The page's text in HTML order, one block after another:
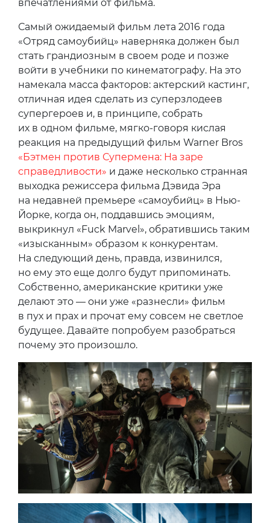
впечатлениями от фильма.
Самый ожидаемый фильм лета 2016 года
«Отряд самоубийц» наверняка должен был
стать грандиозным в своем роде и позже
войти в учебники по кинематографу. На это
намекала масса факторов: актерский кастинг,
отличная идея сделать из суперзлодеев
супергероев и, в принципе, собрать
их в одном фильме, мягко-говоря кислая
реакция на предыдущий фильм Warner Bros
«Бэтмен против Супермена: На заре
справедливости» и даже несколько странная
выходка режиссера фильма Дэвида Эра
на недавней премьере «самоубийц» в Нью-
Йорке, когда он, поддавшись эмоциям,
выкрикнул «Fuck Marvel», обратившись таким
«изысканным» образом к конкурентам.
На следующий день, правда, извинился,
но ему это еще долго будут припоминать.
Собственно, американские критики уже
делают это — они уже «разнесли» фильм
в пух и прах и прочат ему совсем не светлое
будущее. Давайте попробуем разобраться
почему это произошло.